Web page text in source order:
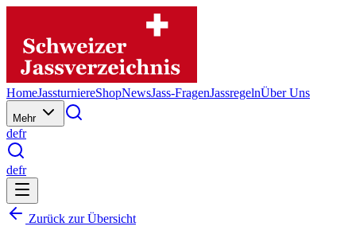
HomeJassturniereShopNewsJass-FragenJassregelnÜber Uns
Mehr
defr
defr
Zurück zur Übersicht